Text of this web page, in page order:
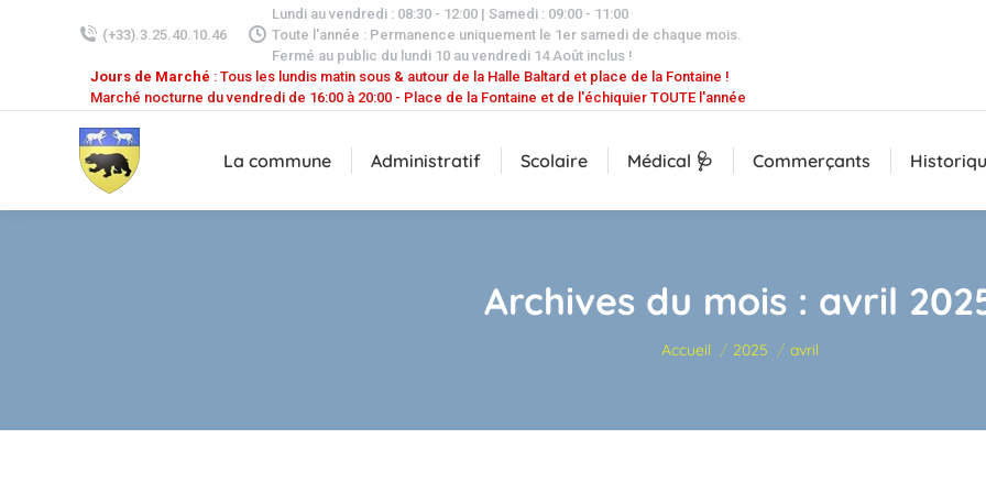
(+33).3.25.40.10.46
Lundi au vendredi : 08:30 - 12:00 | Samedi : 09:00 - 11:00
Toute l'année : Permanence uniquement le 1er samedi de chaque mois.
Fermé au public du lundi 10 au vendredi 14 Août inclus !
Jours de Marché : Tous les lundis matin sous & autour de la Halle Baltard et place de la Fontaine !
Marché nocturne du vendredi de 16:00 à 20:00 - Place de la Fontaine et de l'échiquier TOUTE l'année
La commune Administratif Scolaire Médical 🩺 Commerçants
Archives du mois : avril
Vous êtes ici :
Accueil 2025 avril